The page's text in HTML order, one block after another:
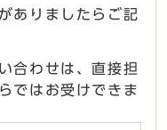
ありましたらご記
合わせは、直接担
ではお受けできま